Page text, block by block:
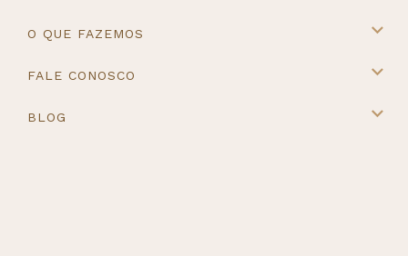
O QUE FAZEMOS
FALE CONOSCO
BLOG